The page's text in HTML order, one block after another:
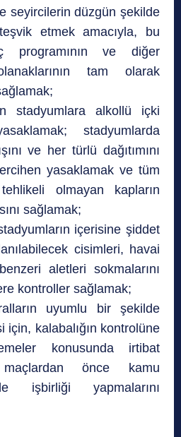
seyircilerin düzgün şekilde
etmek amacıyla, bu
programının ve diğer
tam olarak
stadyumlara alkollü içki
stadyumlarda
ve her türlü dağıtımını
yasaklamak ve tüm
olmayan kapların
sağlamak;
içerisine şiddet
cisimleri, havai
aletleri sokmalarını
kontroller sağlamak;
uyumlu bir şekilde
için, kalabalığın kontrolüne
konusunda irtibat
maçlardan önce kamu
işbirliği yapmalarını